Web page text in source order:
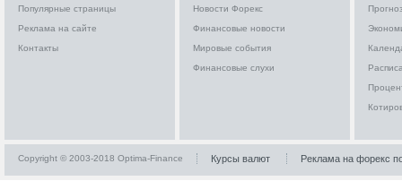
Популярные страницы
Реклама на сайте
Контакты
Новости Форекс
Финансовые новости
Мировые события
Финансовые слухи
Copyright © 2003-2018 Optima-Finance Курсы валют Реклама на форекс